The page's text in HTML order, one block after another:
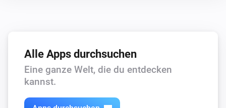
Alle Apps durchsuchen
Eine ganze Welt, die du entdecken
kannst.